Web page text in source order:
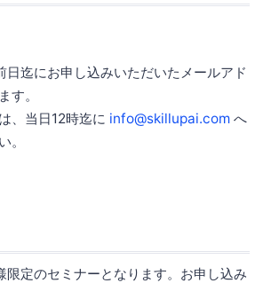
日迄にお申し込みいただいたメールアド
す。
、当日12時迄に info@skillupai.com へ
。
限定のセミナーとなります。お申し込み